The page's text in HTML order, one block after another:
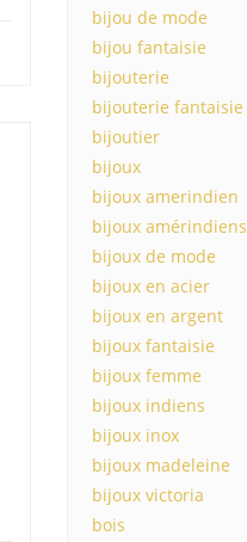
bijou de mode
bijou fantaisie
bijouterie
bijouterie fantaisie
bijoutier
bijoux
bijoux amerindien
bijoux amérindiens
bijoux de mode
bijoux en acier
bijoux en argent
bijoux fantaisie
bijoux femme
bijoux indiens
bijoux inox
bijoux madeleine
bijoux victoria
bois